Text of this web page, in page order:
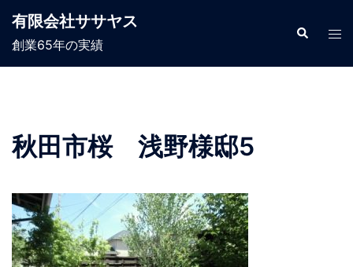
ン
キ
有限会社ササヤス
創業65年の実績
検
索
ト
秋田市桜 浅野様邸5